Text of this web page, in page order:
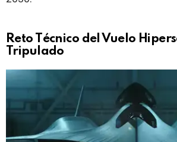
Reto Técnico del Vuelo
Tripulado